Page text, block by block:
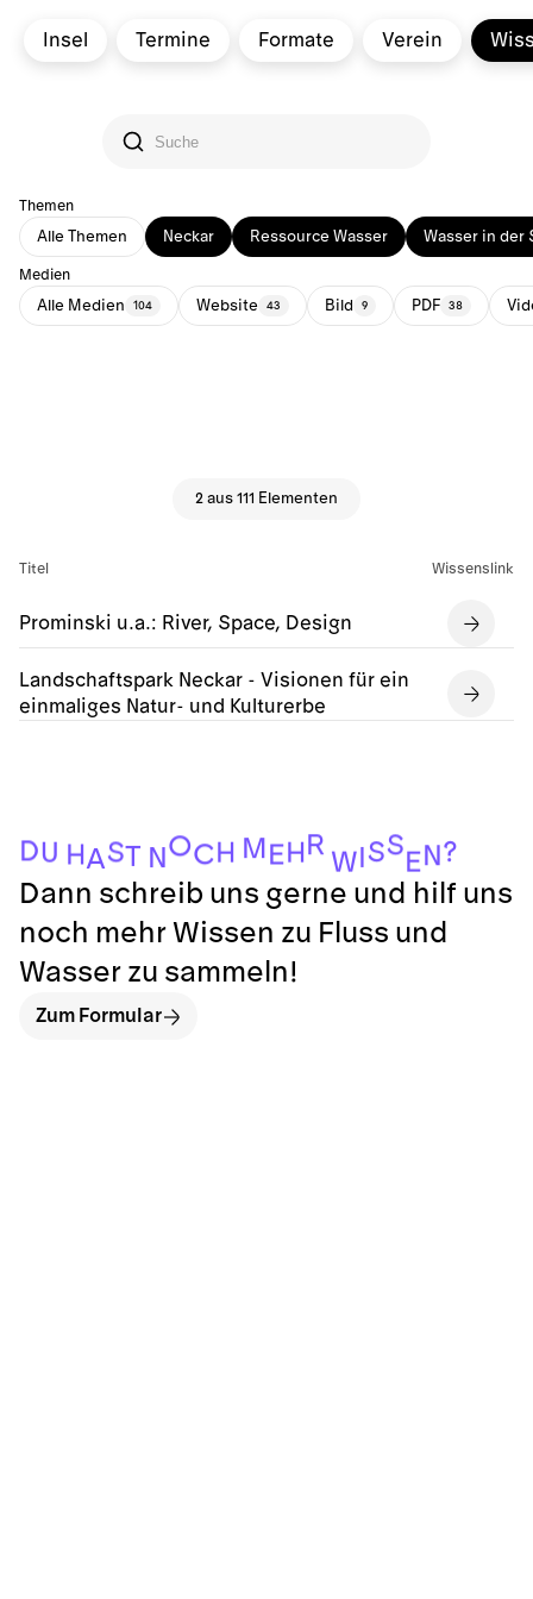
Insel Termine Formate Verein
Themen
Alle Themen Neckar Ressource Wasser Wasser in der
Medien
Alle Medien 104 Website 43 Bild 9 PDF 38
2 aus 111 Elementen
Titel Wissenslink
Prominski u.a.: River, Space, Design
Landschaftspark Neckar - Visionen für ein
einmaliges Natur- und Kulturerbe
DU H AST N OC H M E H R
W SS
EN?
Dann schreib uns gerne und hilf uns
noch mehr Wissen zu Fluss und
Wasser zu sammeln!
Zum Formular